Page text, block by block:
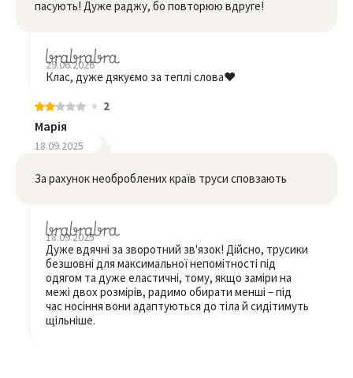
пасують! Дуже раджу, бо повторюю вдруге!
29.06.2026
Клас, дуже дякуємо за теплі слова❤️
2
Марія
18.09.2025
За рахунок необроблених країв труси сповзають
18.09.2025
Дуже вдячні за зворотний зв'язок! Дійсно, трусики
безшовні для максимальної непомітності під
одягом та дуже еластичні, тому, якщо заміри на
межі двох розмірів, радимо обирати менші – під
час носіння вони адаптуються до тіла й сидітимуть
щільніше.